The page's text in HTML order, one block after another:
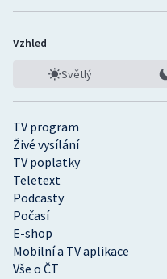
TV program
Živé vysílání
TV poplatky
Teletext
Podcasty
Počasí
E-shop
Mobilní a TV aplikace
Vše o ČT
Vzhled
Světlý